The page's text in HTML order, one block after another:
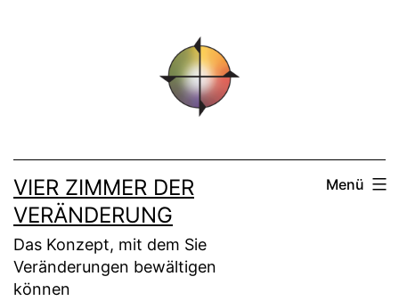
VIER ZIMMER DER
VERÄNDERUNG
Das Konzept, mit dem Sie
Veränderungen bewältigen
können
Menü